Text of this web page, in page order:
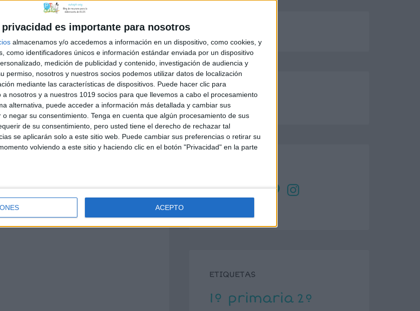
privacidad es importante para nosotros
almacenamos y/o accedemos a información en un dispositivo, como cookies, y
como identificadores únicos e información estándar enviada por un dispositivo
medición de publicidad y contenido, investigación de audiencia y
permiso, nosotros y nuestros socios podemos utilizar datos de localización
mediante las características de dispositivos. Puede hacer clic para
nosotros y a nuestros 1019 socios para que llevemos a cabo el procesamiento
alternativa, puede acceder a información más detallada y cambiar sus
negar su consentimiento. Tenga en cuenta que algún procesamiento de sus
de su consentimiento, pero usted tiene el derecho de rechazar tal
se aplicarán solo a este sitio web. Puede cambiar sus preferencias o retirar su
volviendo a este sitio y haciendo clic en el botón "Privacidad" en la parte
ACEPTO
publicada. Los campos
X
Facebook
YouTubePinterestInstagram
ETIQUETAS
1º primaria 2º